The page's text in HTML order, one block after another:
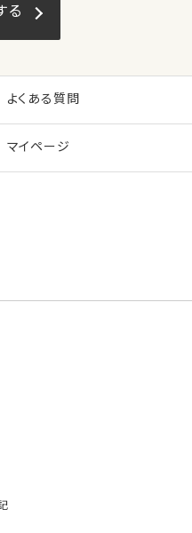
る
よくある質問
マイページ